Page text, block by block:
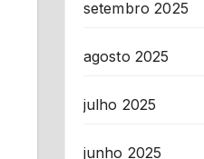
setembro 2025
agosto 2025
julho 2025
junho 2025